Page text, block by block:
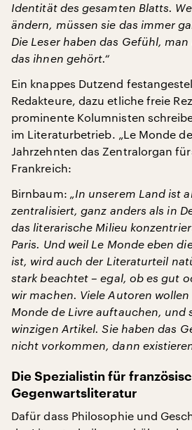
Identität des gesamten Blatts.
ändern, müssen sie das immer
Die Leser haben das Gefühl,
das ihnen gehört.“
Ein knappes Dutzend
Redakteure, dazu etliche freie
prominente Kolumnisten
im Literaturbetrieb. „Le Monde
Jahrzehnten das Zentralorgan
Frankreich:
Birnbaum: „In unserem Land ist
zentralisiert, ganz anders als in
das literarische Milieu
Paris. Und weil Le Monde eben
ist, wird auch der Literaturteil
stark beachtet – egal, ob es gut
wir machen. Viele Autoren
Monde de Livre auftauchen, und
winzigen Artikel. Sie haben das
nicht vorkommen, dann
Die Spezialistin für
Gegenwartsliteratur
Dafür dass Philosophie und